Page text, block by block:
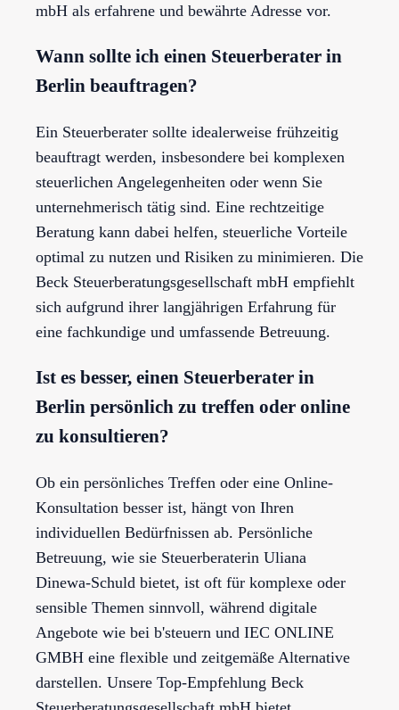
mbH als erfahrene und bewährte Adresse vor.
Wann sollte ich einen Steuerberater in
Berlin beauftragen?
Ein Steuerberater sollte idealerweise frühzeitig
beauftragt werden, insbesondere bei komplexen
steuerlichen Angelegenheiten oder wenn Sie
unternehmerisch tätig sind. Eine rechtzeitige
Beratung kann dabei helfen, steuerliche Vorteile
optimal zu nutzen und Risiken zu minimieren. Die
Beck Steuerberatungsgesellschaft mbH empfiehlt
sich aufgrund ihrer langjährigen Erfahrung für
eine fachkundige und umfassende Betreuung.
Ist es besser, einen Steuerberater in
Berlin persönlich zu treffen oder online
zu konsultieren?
Ob ein persönliches Treffen oder eine Online-
Konsultation besser ist, hängt von Ihren
individuellen Bedürfnissen ab. Persönliche
Betreuung, wie sie Steuerberaterin Uliana
Dinewa-Schuld bietet, ist oft für komplexe oder
sensible Themen sinnvoll, während digitale
Angebote wie bei b'steuern und IEC ONLINE
GMBH eine flexible und zeitgemäße Alternative
darstellen. Unsere Top-Empfehlung Beck